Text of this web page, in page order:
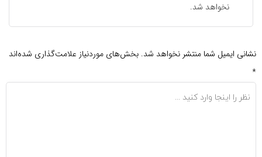
نخواهد شد.
نشانی ایمیل شما منتشر نخواهد شد. بخش‌های موردنیاز علامت‌گذاری شده‌اند
*